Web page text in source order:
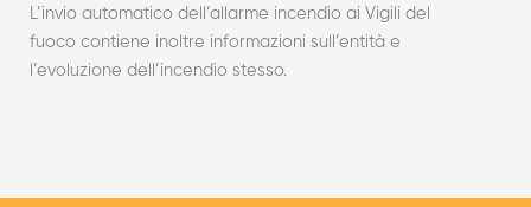
L’invio automatico dell’allarme incendio ai Vigili del
fuoco contiene inoltre informazioni sull’entità e
l’evoluzione dell’incendio stesso.